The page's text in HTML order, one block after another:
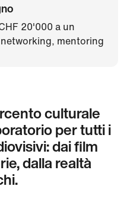
20'000 a un
mentoring
culturale
per tutti i
dai film
dalla realtà